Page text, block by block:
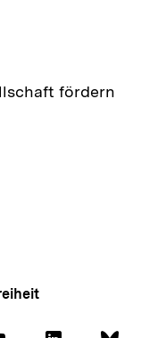
fördern